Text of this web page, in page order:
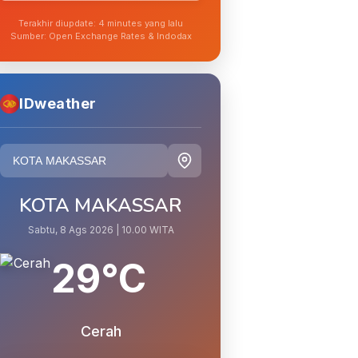
Terakhir diupdate: 4 minutes yang lalu
Sumber: Open Exchange Rates & Indodax
IDweather
KOTA MAKASSAR
Sabtu, 8 Ags 2026 | 10.00 WITA
29°C
Cerah